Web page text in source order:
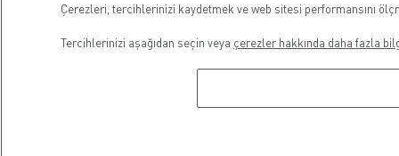
Mesai Saatleri
Çerezleri, tercihlerinizi kaydetmek ve web sitesi performansını
Tercihlerinizi aşağıdan seçin veya çerezler hakkında daha fazla